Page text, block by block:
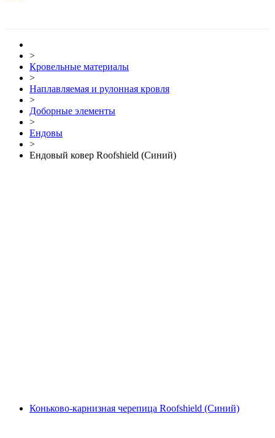
>
Кровельные материалы
>
Наплавляемая и рулонная кровля
>
Доборные элементы
>
Ендовы
>
Ендовый ковер Roofshield (Синий)
Коньково-карнизная черепица Roofshield (Синий)